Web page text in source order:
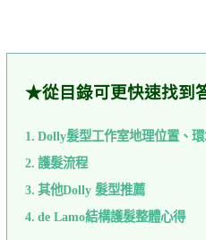
★從目錄可更快速找到
Dolly髮型工作室地理位置、
護髮流程
其他Dolly 髮型推薦
de Lamo結構護髮整體心得